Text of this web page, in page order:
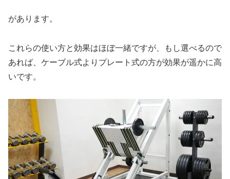
があります。
これらの使い方と効果はほぼ一緒ですが、もし選べるので
あれば、ケーブル式よりプレート式の方が効果が遥かに高
いです。